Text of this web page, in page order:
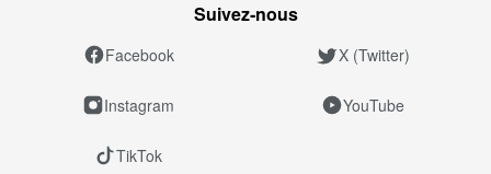
Suivez‑nous
Facebook X (Twitter)
Instagram YouTube
TikTok